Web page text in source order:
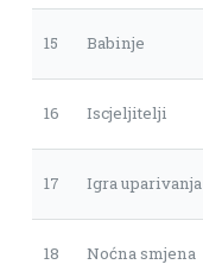
15 Babinje
16 Iscjeljitelji
17 Igra uparivanja
18 Noćna smjena